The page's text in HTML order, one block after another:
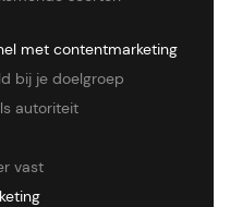
met contentmarketing
bij je doelgroep
autoriteit
vast